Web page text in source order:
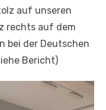
auf unseren
rechts auf dem
bei der Deutschen
Bericht)